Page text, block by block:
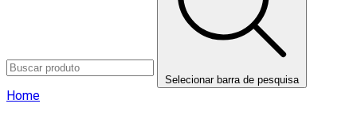
Selecionar barra de pesquisa
Home